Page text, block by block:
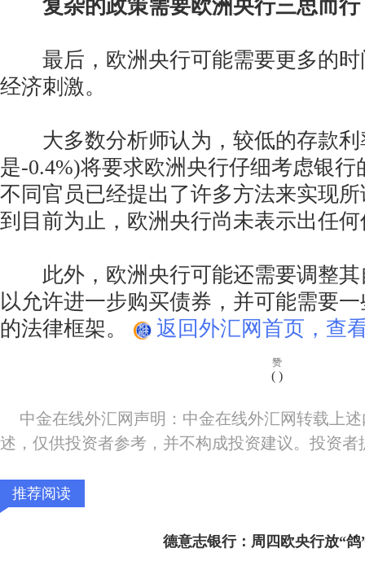
复杂的政策需要欧洲央行三思而行
最后，欧洲央行可能需要更多的时
经济刺激。
大多数分析师认为，较低的存款利
是-0.4%)将要求欧洲央行仔细考虑银
不同官员已经提出了许多方法来实现
到目前为止，欧洲央行尚未表示出任
此外，欧洲央行可能还需要调整其
以允许进一步购买债券，并可能需要
的法律框架。
返回外汇网首页，查
赞
( )
中金在线外汇网声明：中金在线外汇网转载上
述，仅供投资者参考，并不构成投资建议。投资
推荐阅读